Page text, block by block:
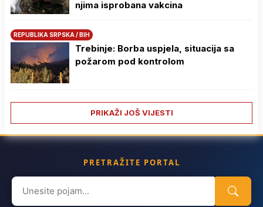
njima isprobana vakcina
REPUBLIKA SRPSKA / BIH
Trebinje: Borba uspjela, situacija sa
požarom pod kontrolom
PRIKAŽI JOŠ VIJESTI
PRETRAŽITE PORTAL
Search
for: